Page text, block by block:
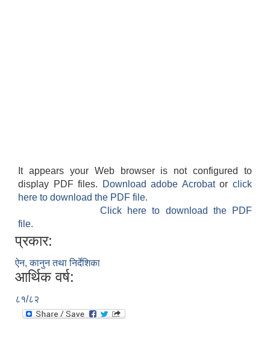
It appears your Web browser is not configured to
display PDF files.
Download adobe Acrobatorclick
here to download the PDF file.
Click here to download the PDF
file.
प्रकार:
ऐन, कानुन तथा निर्देशिका
आर्थिक वर्ष:
८१/८२